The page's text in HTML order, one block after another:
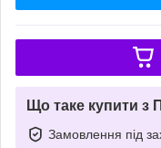
Що таке купити з
Замовлення під